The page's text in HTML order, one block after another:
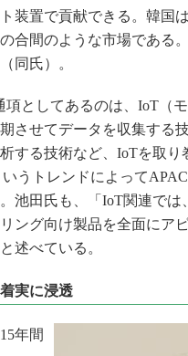
装置で貢献できる。韓国
合間のような市場である
同氏）。
としてあるのは、IoT（
させてデータを収集する
する技術など、IoTを取
うトレンドによって
池田氏も、「IoT関連では
ング向け製品を全面にア
述べている。
実に浸透
年間